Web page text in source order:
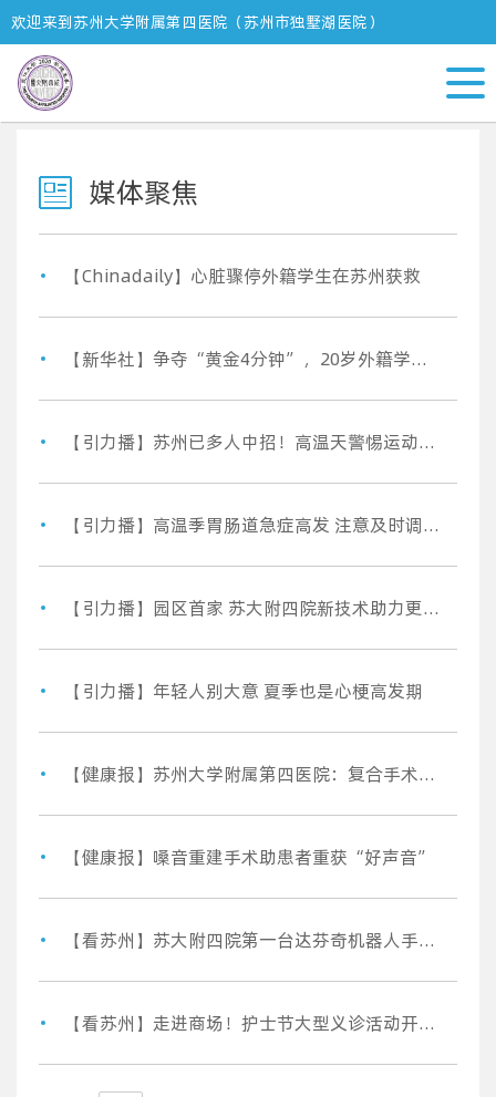
欢迎来到苏州大学附属第四医院（苏州市独墅湖医院）
媒体聚焦
【Chinadaily】心脏骤停外籍学生在苏州获救
【新华社】争夺“黄金4分钟”，20岁外籍学生被接力救回来了
【引力播】苏州已多人中招！高温天警惕运动性横纹肌溶解症
【引力播】高温季胃肠道急症高发 注意及时调整饮食
【引力播】园区首家 苏大附四院新技术助力更多家庭获“生”机
【引力播】年轻人别大意 夏季也是心梗高发期
【健康报】苏州大学附属第四医院：复合手术室有效降低介入治疗风险
【健康报】嗓音重建手术助患者重获“好声音”
【看苏州】苏大附四院第一台达芬奇机器人手术顺利完成！
【看苏州】走进商场！护士节大型义诊活动开诊啦